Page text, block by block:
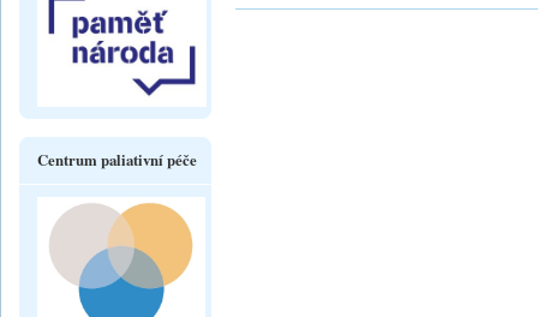
Centrum paliativní péče